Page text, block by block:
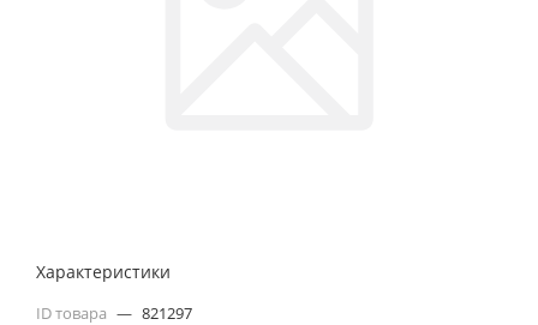
Характеристики
ID товара — 821297